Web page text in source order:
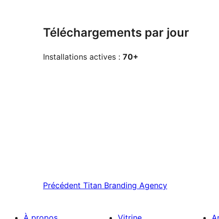
Téléchargements par jour
Installations actives : 70+
Précédent Titan Branding Agency